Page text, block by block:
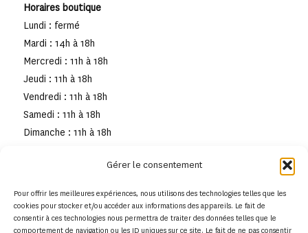
Gérer le consentement
Pour offrir les meilleures expériences, nous utilisons des technologies telles que les
cookies pour stocker et/ou accéder aux informations des appareils. Le fait de
consentir à ces technologies nous permettra de traiter des données telles que le
comportement de navigation ou les ID uniques sur ce site. Le fait de ne pas consentir
Horaires boutique
Lundi : fermé
Mardi : 14h à 18h
Mercredi : 11h à 18h
Jeudi : 11h à 18h
Vendredi : 11h à 18h
Samedi : 11h à 18h
Dimanche : 11h à 18h